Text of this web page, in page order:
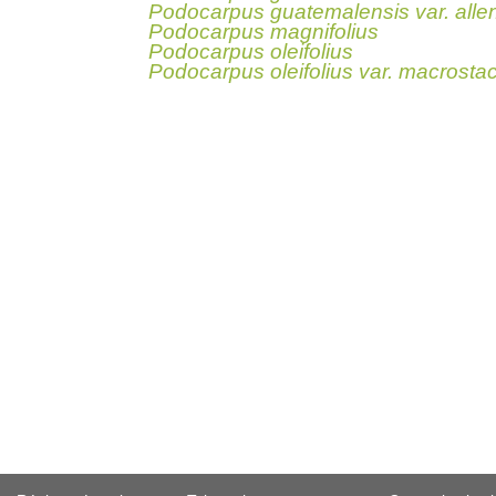
Podocarpus guatemalensis var.
Podocarpus magnifolius
Podocarpus oleifolius
Podocarpus oleifolius var.